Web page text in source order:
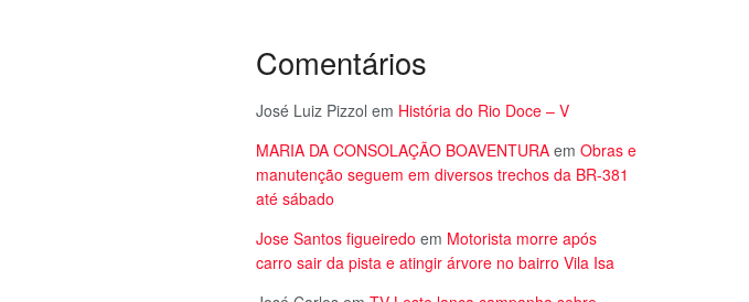
Comentários
José Luiz Pizzol em História do Rio Doce – V
MARIA DA CONSOLAÇÃO BOAVENTURA em Obras e
manutenção seguem em diversos trechos da BR-381
até sábado
Jose Santos figueiredo em Motorista morre após
carro sair da pista e atingir árvore no bairro Vila Isa